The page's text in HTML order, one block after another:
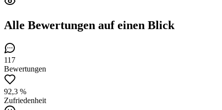
Alle Bewertungen auf einen Blick
117
Bewertungen
92,3 %
Zufriedenheit